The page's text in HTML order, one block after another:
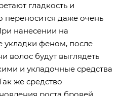
гладкость и
даже очень
нанесении на
укладки феном, после
волос будут выглядеть
и укладочные средства
же средство